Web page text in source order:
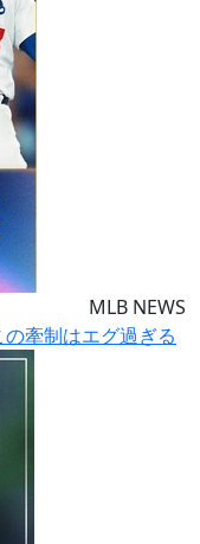
MLB NEWS
牽制はエグ過ぎる